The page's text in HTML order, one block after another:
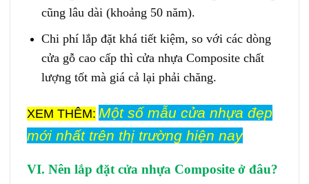
cũng lâu dài (khoảng 50 năm).
Chi phí lắp đặt khá tiết kiệm, so với các dòng
cửa gỗ cao cấp thì cửa nhựa Composite chất
lượng tốt mà giá cả lại phải chăng.
XEM THÊM: Một số mẫu cửa nhựa đẹp
mới nhất trên thị trường hiện nay
VI. Nên lắp đặt cửa nhựa Composite ở đâu?